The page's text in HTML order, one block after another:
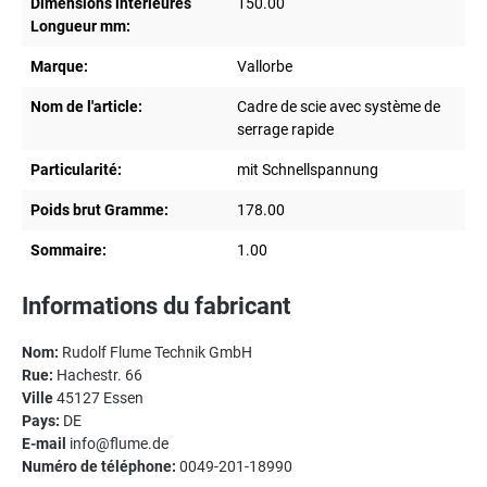
Longueur mm:
Marque: Vallorbe
Nom de l'article:
Cadre de scie avec système de
serrage rapide
Particularité: mit Schnellspannung
Poids brut Gramme: 178.00
Sommaire: 1.00
Informations du fabricant
Nom: Rudolf Flume Technik GmbH
Rue: Hachestr. 66
Ville45127 Essen
Pays: DE
E-mail info@flume.de
Numéro de téléphone: 0049-201-18990